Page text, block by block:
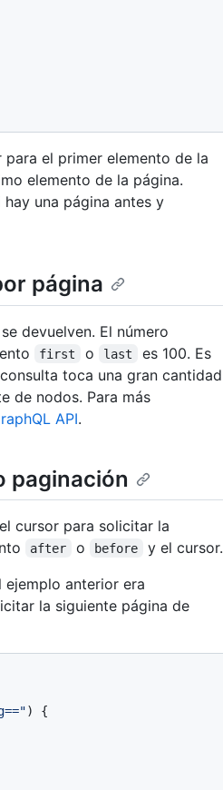
el primer elemento de la
elemento de la página.
hay una página antes y
página
devuelven. El número
first o last
es 100. Es
toca una gran cantidad
de nodos. Para más
API.
paginación
cursor para solicitar la
after o before
y el cursor.
ejemplo anterior era
la siguiente página de
)
{